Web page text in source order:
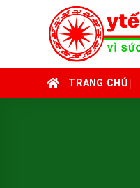
TRANG CHỦ